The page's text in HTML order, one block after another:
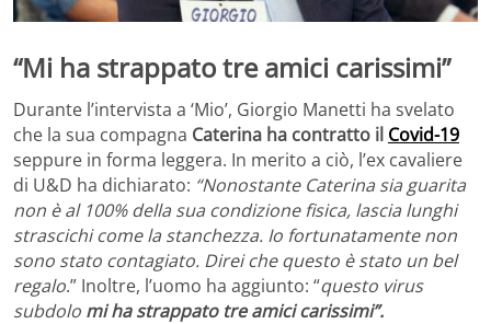
“Mi ha strappato tre amici carissimi”
Durante l’intervista a ‘Mio’, Giorgio Manetti ha svelato
che la sua compagna Caterina ha contratto il Covid-19
seppure in forma leggera. In merito a ciò, l’ex cavaliere
di U&D ha dichiarato: “Nonostante Caterina sia guarita
non è al 100% della sua condizione fisica, lascia lunghi
strascichi come la stanchezza. Io fortunatamente non
sono stato contagiato. Direi che questo è stato un bel
regalo.” Inoltre, l’uomo ha aggiunto: “questo virus
subdolo mi ha strappato tre amici carissimi”.